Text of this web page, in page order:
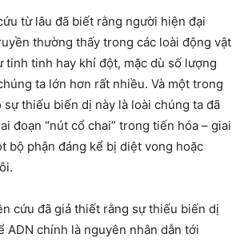
từ lâu đã biết rằng người hiện đại
thường thấy trong các loài động vật
tinh tinh hay khỉ đột, mặc dù số lượng
ta lớn hơn rất nhiều. Và một trong
sự thiếu biến dị này là loài chúng ta đã
đoạn “nút cổ chai” trong tiến hóa – giai
bộ phận đáng kể bị diệt vong hoặc
cứu đã giả thiết rằng sự thiếu biến dị
ADN chính là nguyên nhân dẫn tới